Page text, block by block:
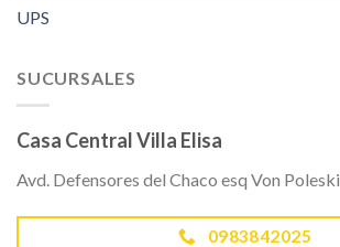
UPS
SUCURSALES
Casa Central Villa Elisa
Avd. Defensores del Chaco esq Von Poleski
0983842025